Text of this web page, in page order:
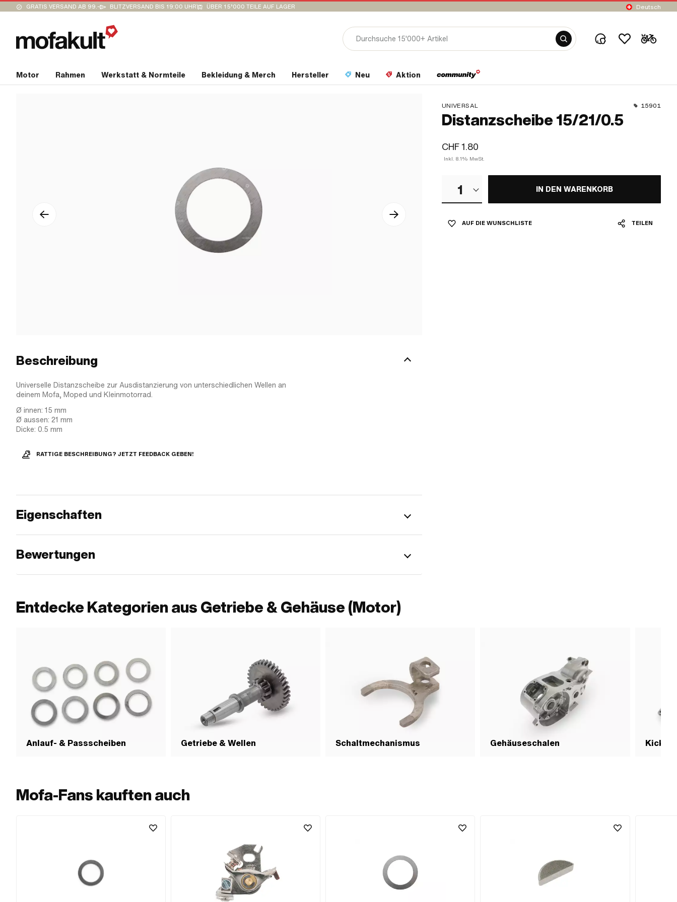
GRATIS VERSAND AB 99.- BLITZVERSAND BIS 19:00 UHR ÜBER 15’000 TEILE AUF LAGER Deutsch
Motor Rahmen Werkstatt & Normteile Bekleidung & Merch Hersteller Neu Aktion
UNIVERSAL 15901
Distanzscheibe 15/21/0.5
CHF 1.80
Inkl. 8.1% MwSt.
1 IN DEN WARENKORB
AUF DIE WUNSCHLISTE TEILEN
Beschreibung
Universelle Distanzscheibe zur Ausdistanzierung von unterschiedlichen Wellen an
deinem Mofa, Moped und Kleinmotorrad.
Ø innen: 15 mm
Ø aussen: 21 mm
Dicke: 0.5 mm
RATTIGE BESCHREIBUNG? JETZT FEEDBACK GEBEN!
Eigenschaften
Bewertungen
Entdecke Kategorien aus Getriebe & Gehäuse (Motor)
Anlauf- & Passscheiben Getriebe & Wellen Schaltmechanismus Gehäuseschalen Kick-
Mofa-Fans kauften auch